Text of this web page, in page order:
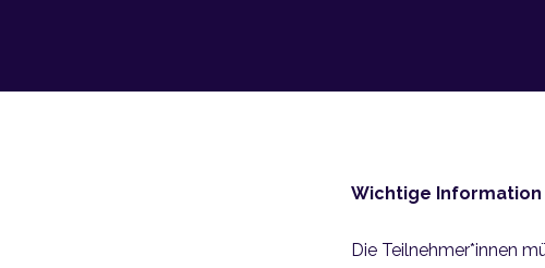
Wichtige Information
Die Teilnehmer*innen